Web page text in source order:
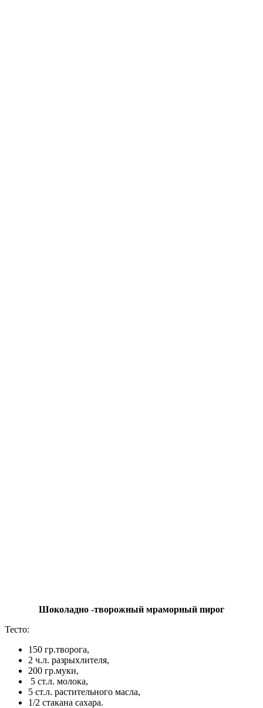
Шоколадно -творожный мраморный пирог
Тесто:
150 гр.творога,
2 ч.л. разрыхлителя,
200 гр.муки,
5 ст.л. молока,
5 ст.л. растительного масла,
1/2 стакана сахара.